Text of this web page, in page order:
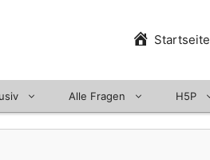
Startseite
Alle Fragen H5P